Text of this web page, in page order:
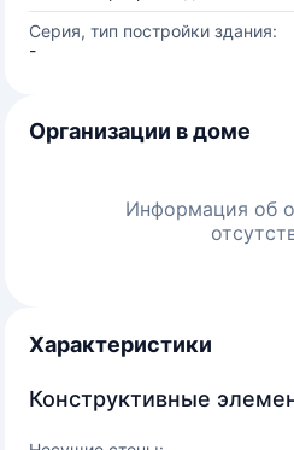
Серия, тип постройки здания:
-
Организации в доме
Информация об
Характеристики
Конструктивные